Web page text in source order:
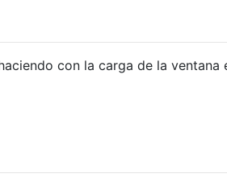
con la carga de la ventana